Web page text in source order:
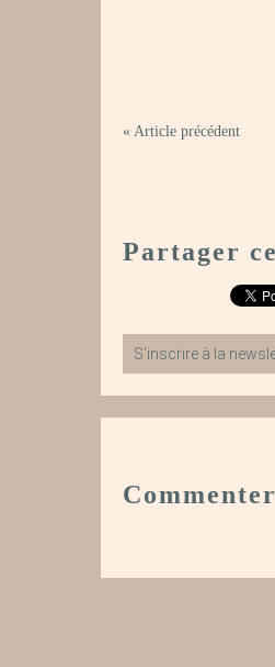
« Article précédent
Partager
S'inscrire à la